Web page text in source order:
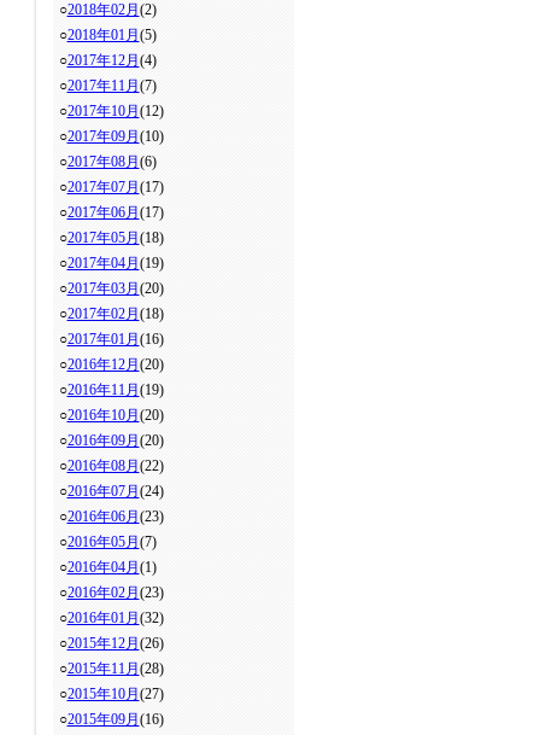
○2018年02月 (2)
○2018年01月 (5)
○2017年12月 (4)
○2017年11月 (7)
○2017年10月 (12)
○2017年09月 (10)
○2017年08月 (6)
○2017年07月 (17)
○2017年06月 (17)
○2017年05月 (18)
○2017年04月 (19)
○2017年03月 (20)
○2017年02月 (18)
○2017年01月 (16)
○2016年12月 (20)
○2016年11月 (19)
○2016年10月 (20)
○2016年09月 (20)
○2016年08月 (22)
○2016年07月 (24)
○2016年06月 (23)
○2016年05月 (7)
○2016年04月 (1)
○2016年02月 (23)
○2016年01月 (32)
○2015年12月 (26)
○2015年11月 (28)
○2015年10月 (27)
○2015年09月 (16)